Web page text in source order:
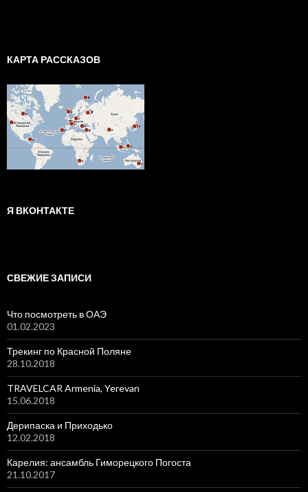
КАРТА РАССКАЗОВ
Я ВКОНТАКТЕ
СВЕЖИЕ ЗАПИСИ
Что посмотреть в ОАЭ
01.02.2023
Трекинг по Красной Поляне
28.10.2018
TRAVELCAR Armenia, Yerevan
15.06.2018
Дерипаска и Приходько
12.02.2018
Карелия: ансамбль Гиморецкого Погоста
21.10.2017